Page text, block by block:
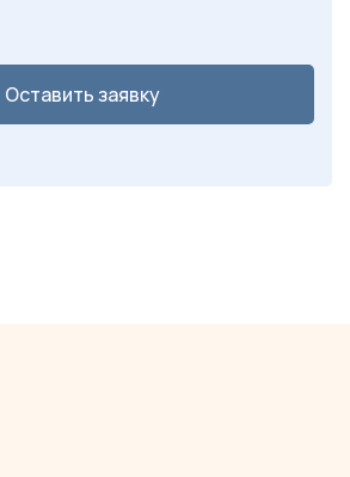
Оставить заявку